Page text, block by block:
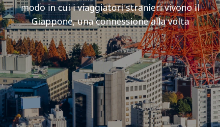
modo in cui i viaggiatori stranieri vivono il
Giappone, una connessione alla volta